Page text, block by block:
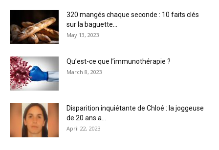
320 mangés chaque seconde : 10 faits clés
sur la baguette...
May 13, 2023
Qu’est-ce que l’immunothérapie ?
March 8, 2023
Disparition inquiétante de Chloé : la joggeuse
de 20 ans a...
April 22, 2023